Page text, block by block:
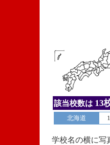
該当校数は 13
北海道
学校名の横に写